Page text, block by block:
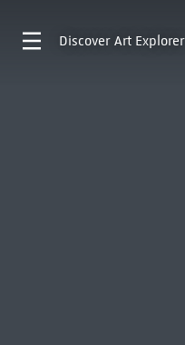
Discover Art Explorer